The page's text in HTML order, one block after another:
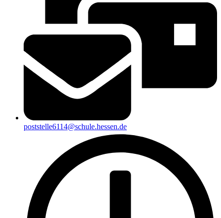
poststelle6114@schule.hessen.de